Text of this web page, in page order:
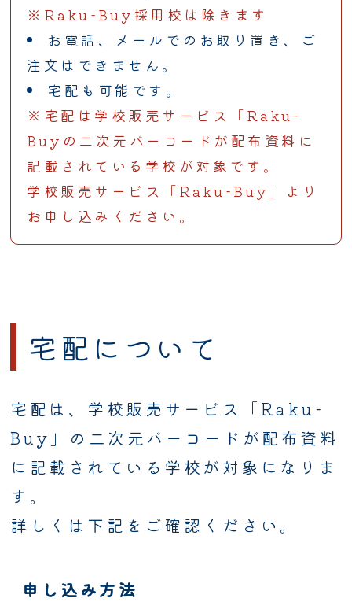
※Raku-Buy採用校は除きます
お電話、メールでのお取り置き、ご
注文はできません。
宅配も可能です。
※宅配は学校販売サービス「Raku-
Buyの二次元バーコードが配布資料に
記載されている学校が対象です。
学校販売サービス「Raku-Buy」より
お申し込みください。
宅配について
宅配は、学校販売サービス「Raku-
Buy」の二次元バーコードが配布資料
に記載されている学校が対象になりま
す。
詳しくは下記をご確認ください。
申し込み方法